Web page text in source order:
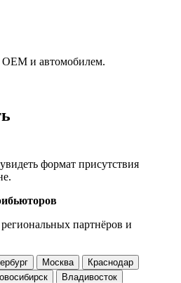
OEM и автомобилем.
формат присутствия
партнёров и
Москва
Краснодар
Владивосток